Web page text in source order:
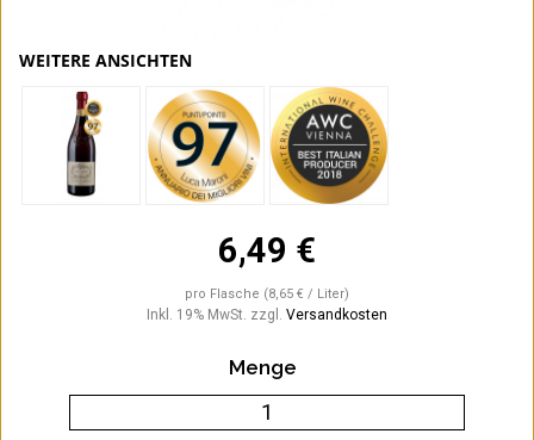
WEITERE ANSICHTEN
6,49 €
pro Flasche (8,65 € / Liter)
Inkl. 19% MwSt. zzgl. Versandkosten
Menge